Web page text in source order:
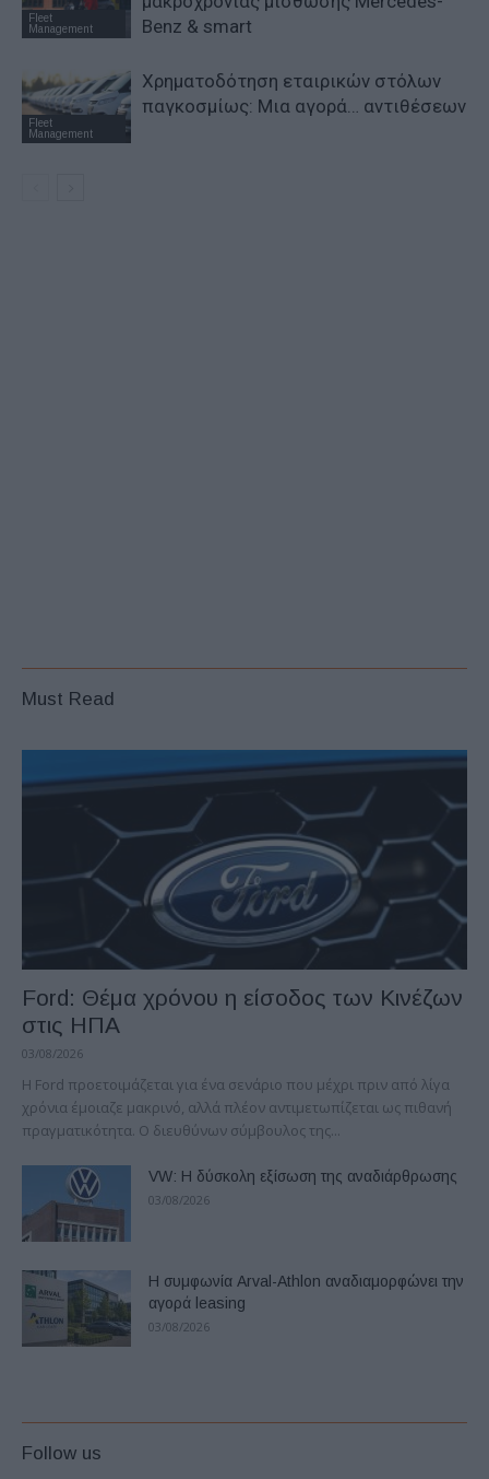
Fleet
Management
Benz & smart
Fleet
Management
Χρηματοδότηση εταιρικών στόλων
παγκοσμίως: Μια αγορά… αντιθέσεων
Must Read
Ford: Θέμα χρόνου η είσοδος των Κινέζων
στις ΗΠΑ
03/08/2026
Η Ford προετοιμάζεται για ένα σενάριο που μέχρι πριν από λίγα
χρόνια έμοιαζε μακρινό, αλλά πλέον αντιμετωπίζεται ως πιθανή
πραγματικότητα. Ο διευθύνων σύμβουλος της...
VW: Η δύσκολη εξίσωση της αναδιάρθρωσης
03/08/2026
Η συμφωνία Arval-Athlon αναδιαμορφώνει την
αγορά leasing
03/08/2026
Follow us